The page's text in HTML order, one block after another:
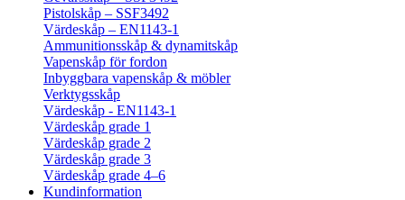
Pistolskåp – SSF3492
Värdeskåp – EN1143-1
Ammunitionsskåp & dynamitskåp
Vapenskåp för fordon
Inbyggbara vapenskåp & möbler
Verktygsskåp
Värdeskåp - EN1143-1
Värdeskåp grade 1
Värdeskåp grade 2
Värdeskåp grade 3
Värdeskåp grade 4–6
Kundinformation